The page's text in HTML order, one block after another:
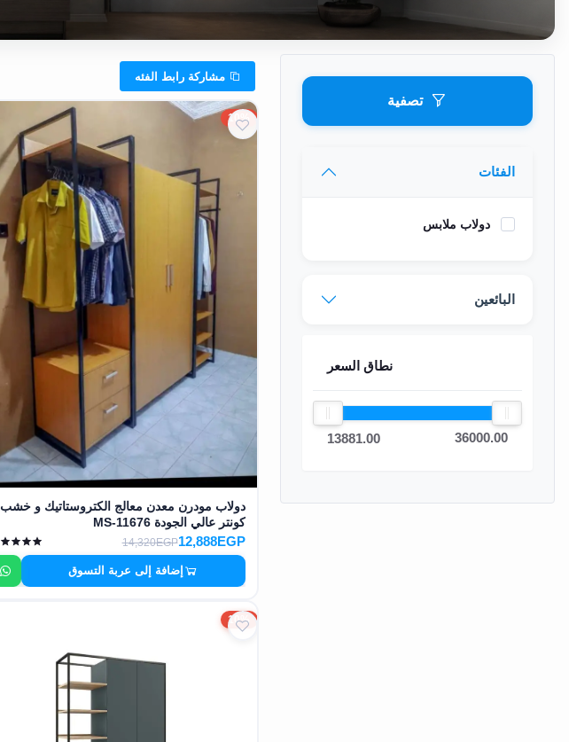
أثاث
مرورية
مياه
الحيوانات
تصفية
الفئات
دولاب ملابس
البائعين
نطاق السعر
36000.00
13881.00
10%
دولاب مودرن معدن معالج الكتروستاتيك و خشب
كونتر عالي الجودة MS-11676
12,888EGP
14,320EGP
إضافة إلى عربة التسوق
10%